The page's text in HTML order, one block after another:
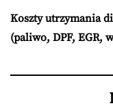
Koszty utrzymania
(paliwo, DPF, EGR,